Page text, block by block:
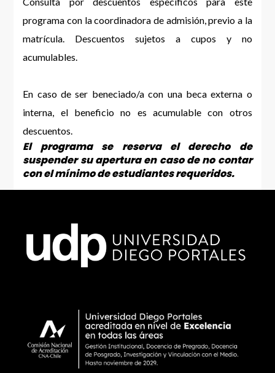
programa con la coordinadora de admisión, previo a la
matrícula. Descuentos sujetos a cupos y no
acumulables.
En caso de ser beneciado/a con una beca externa o
interna, el beneficio no es acumulable con otros
descuentos.
El programa se reserva el derecho de
suspender su apertura en caso de no contar
con el mínimo de estudiantes requeridos.